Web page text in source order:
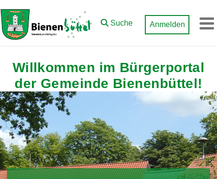
Zum Hauptinhalt springen
Suche Anmelden
Willkommen im Bürgerportal
der Gemeinde Bienenbüttel!